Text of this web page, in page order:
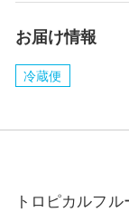
お届け情報
冷蔵便
トロピカルフ